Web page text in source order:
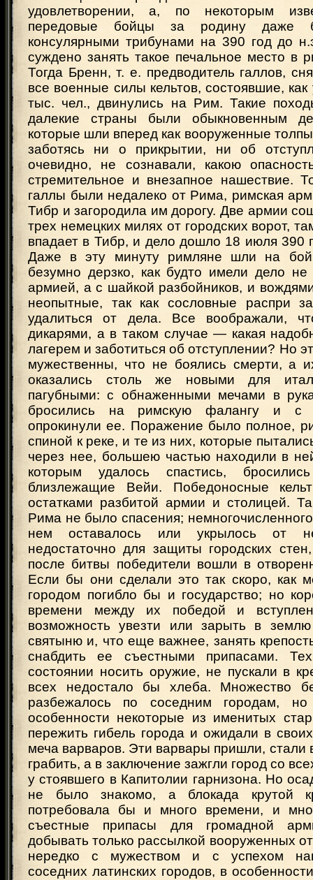
удовлетворении, а, по некоторым
передовые бойцы за родину даже
консулярными трибунами на 390 год до
суждено занять такое печальное место в
Тогда Бренн, т. е. предводитель галлов,
все военные силы кельтов, состоявшие,
тыс. чел., двинулись на Рим. Такие
далекие страны были обыкновенным
которые шли вперед как вооруженные
заботясь ни о прикрытии, ни об
очевидно, не сознавали, какою
стремительное и внезапное нашествие.
галлы были недалеко от Рима, римская
Тибр и загородила им дорогу. Две армии
трех немецких милях от городских ворот,
впадает в Тибр, и дело дошло 18 июля 390
Даже в эту минуту римляне шли на бой
безумно дерзко, как будто имели дело не
армией, а с шайкой разбойников, и
неопытные, так как сословные распри
удалиться от дела. Все воображали,
дикарями, а в таком случае — какая
лагерем и заботиться об отступлении? Но
мужественны, что не боялись смерти, а
оказались столь же новыми для
пагубными: с обнаженными мечами в
бросились на римскую фалангу и с
опрокинули ее. Поражение было полное,
спиной к реке, и те из них, которые
через нее, большею частью находили в
которым удалось спастись,
близлежащие Вейи. Победоносные
остатками разбитой армии и столицей.
Рима не было спасения;
нем оставалось или укрылось от
недостаточно для защиты городских
после битвы победители вошли в
Если бы они сделали это так скоро, как
городом погибло бы и государство; но
времени между их победой и
возможность увезти или зарыть в землю
святыню и, что еще важнее, занять
снабдить ее съестными припасами.
состоянии носить оружие, не пускали в
всех недостало бы хлеба. Множество
разбежалось по соседним городам,
особенности некоторые из именитых
пережить гибель города и ожидали в
меча варваров. Эти варвары пришли, стали
грабить, а в заключение зажгли город со
у стоявшего в Капитолии гарнизона. Но
не было знакомо, а блокада крутой
потребовала бы и много времени, и
съестные припасы для громадной
добывать только рассылкой вооруженных
нередко с мужеством и с успехом
соседних латинских городов, в